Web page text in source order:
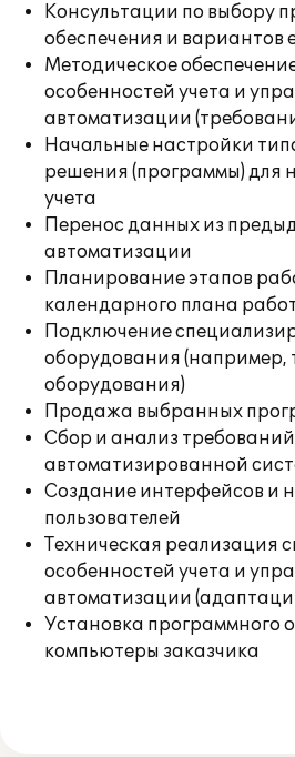
Консультации по выбору
обеспечения и вариантов
Методическое
особенностей учета и
автоматизации
Начальные настройки
решения (программы) для
учета
Перенос данных из
автоматизации
Планирование этапов
календарного плана
Подключение
оборудования (например,
оборудования)
Продажа выбранных
Сбор и анализ требований
автоматизированной
Создание интерфейсов и
пользователей
Техническая реализация
особенностей учета и
автоматизации
Установка программного
компьютеры заказчика